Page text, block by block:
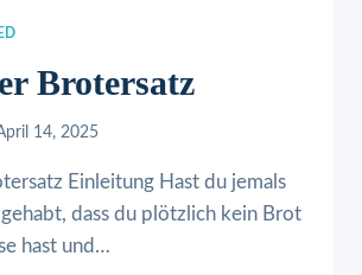
Brotersatz
14, 2025
Einleitung Hast du jemals
dass du plötzlich kein Brot
hast und…